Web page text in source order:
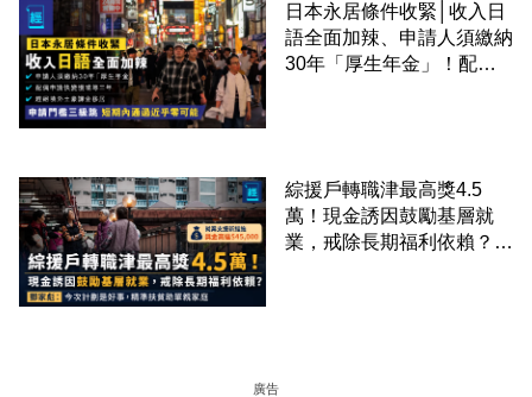
日本永居條件收緊│收入日
語全面加辣、申請人須繳納
30年「厚生年金」！配偶
綜援戶轉職津最高獎4.5
萬！現金誘因鼓勵基層就
業，戒除長期福利依賴？鄧
廣告